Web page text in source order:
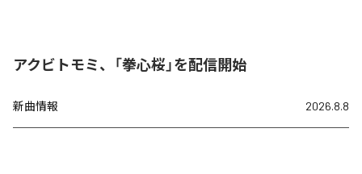
アクビトモミ、「拳心桜」を配信開始
新曲情報 2026.8.8